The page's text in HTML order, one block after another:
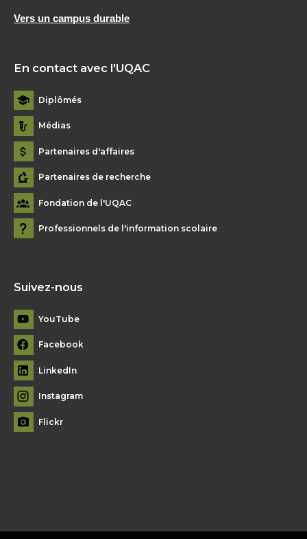
Vers un campus durable
En contact avec l'UQAC
Diplômés
Médias
Partenaires d'affaires
Partenaires de recherche
Fondation de l'UQAC
Professionnels de l'information scolaire
Suivez-nous
YouTube
Facebook
LinkedIn
Instagram
Flickr